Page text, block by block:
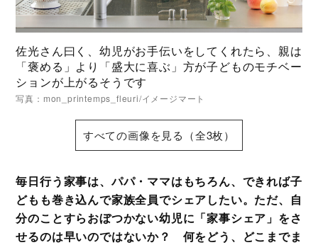
佐光さん曰く、幼児がお手伝いをしてくれたら、親は
「褒める」より「盛大に喜ぶ」方が子どものモチベー
ションが上がるそうです
写真：mon_printemps_fleuri/イメージマート
すべての画像を見る（全3枚）
毎日行う家事は、パパ・ママはもちろん、できれば子
どもも巻き込んで家族全員でシェアしたい。ただ、自
分のことすらおぼつかない幼児に「家事シェア」をさ
せるのは早いのではないか？ 何をどう、どこまでま